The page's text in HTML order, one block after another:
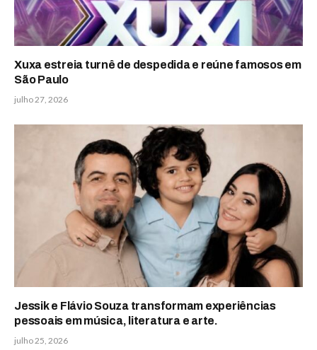
Xuxa estreia turnê de despedida e reúne famosos em
São Paulo
julho 27, 2026
Jessik e Flávio Souza transformam experiências
pessoais em música, literatura e arte.
julho 25, 2026